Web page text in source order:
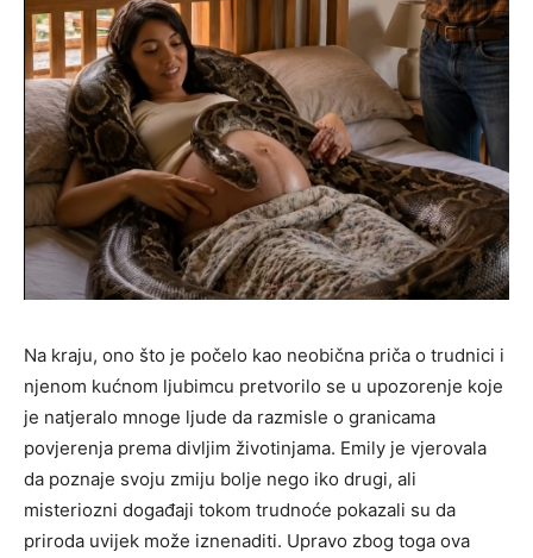
Na kraju, ono što je počelo kao neobična priča o trudnici i
njenom kućnom ljubimcu pretvorilo se u upozorenje koje
je natjeralo mnoge ljude da razmisle o granicama
povjerenja prema divljim životinjama. Emily je vjerovala
da poznaje svoju zmiju bolje nego iko drugi, ali
misteriozni događaji tokom trudnoće pokazali su da
priroda uvijek može iznenaditi. Upravo zbog toga ova